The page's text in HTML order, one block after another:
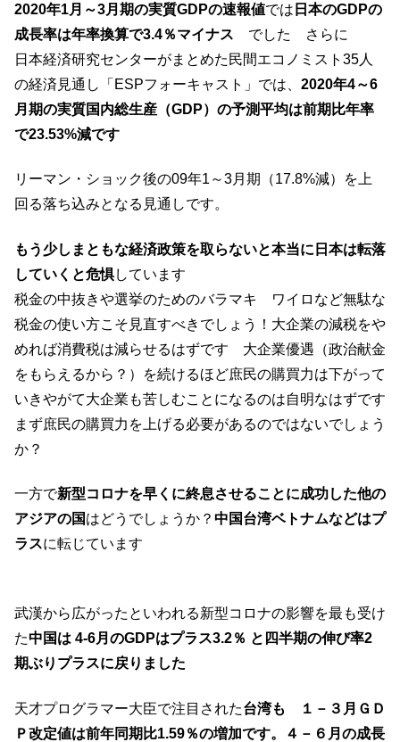
2020年1月～3月期の実質GDPの速報値では 日本のGDPの
成長率は年率換算で3.4％マイナス でした さらに
日本経済研究センターがまとめた民間エコノミスト35人
の経済見通し「ESPフォーキャスト」では、 2020年4～6
月期の実質国内総生産（GDP）の予測平均は前期比年率
で23.53%減です
リーマン・ショック後の09年1～3月期（17.8%減）を上
回る落ち込みとなる見通しです。
もう少しまともな経済政策を取らないと本当に日本は転落
していくと危惧しています
税金の中抜きや選挙のためのバラマキ ワイロなど無駄な
税金の使い方こそ見直すべきでしょう！大企業の減税をや
めれば消費税は減らせるはずです 大企業優遇（政治献金
をもらえるから？）を続けるほど庶民の購買力は下がって
いきやがて大企業も苦しむことになるのは自明なはずです
まず庶民の購買力を上げる必要があるのではないでしょう
か？
一方で新型コロナを早くに終息させることに成功した他の
アジアの国はどうでしょうか？ 中国台湾ベトナムなどはプ
ラスに転じています
武漢から広がったといわれる新型コロナの影響を最も受け
た中国は 4-6月のGDPはプラス3.2％ と四半期の伸び率2
期ぶりプラスに戻りました
天才プログラマー大臣で注目された台湾も １－３月ＧＤ
Ｐ改定値は前年同期比1.59％の増加です。４－６月の成長